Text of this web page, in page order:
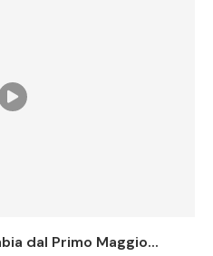
dal Primo Maggio...